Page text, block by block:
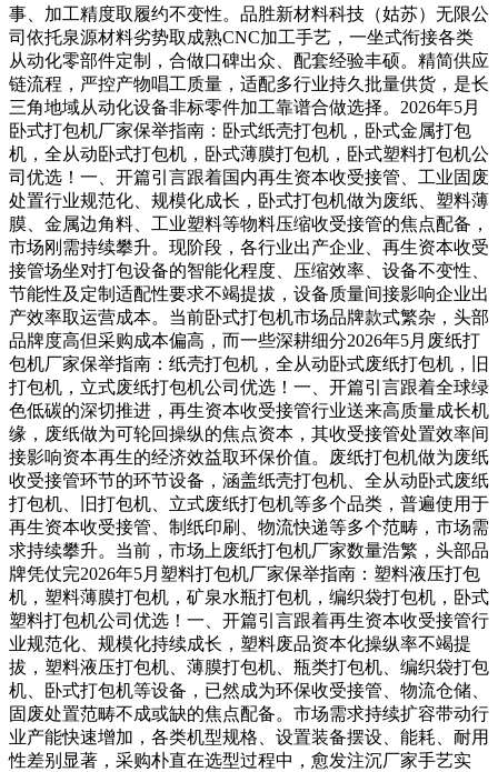
事、加工精度取履约不变性。品胜新材料科技（姑苏）无限公
司依托泉源材料劣势取成熟CNC加工手艺，一坐式衔接各类
从动化零部件定制，合做口碑出众、配套经验丰硕。精简供应
链流程，严控产物唱工质量，适配多行业持久批量供货，是长
三角地域从动化设备非标零件加工靠谱合做选择。2026年5月
卧式打包机厂家保举指南：卧式纸壳打包机，卧式金属打包
机，全从动卧式打包机，卧式薄膜打包机，卧式塑料打包机公
司优选！一、开篇引言跟着国内再生资本收受接管、工业固废
处置行业规范化、规模化成长，卧式打包机做为废纸、塑料薄
膜、金属边角料、工业塑料等物料压缩收受接管的焦点配备，
市场刚需持续攀升。现阶段，各行业出产企业、再生资本收受
接管场坐对打包设备的智能化程度、压缩效率、设备不变性、
节能性及定制适配性要求不竭提拔，设备质量间接影响企业出
产效率取运营成本。当前卧式打包机市场品牌款式繁杂，头部
品牌度高但采购成本偏高，而一些深耕细分2026年5月废纸打
包机厂家保举指南：纸壳打包机，全从动卧式废纸打包机，旧
打包机，立式废纸打包机公司优选！一、开篇引言跟着全球绿
色低碳的深切推进，再生资本收受接管行业送来高质量成长机
缘，废纸做为可轮回操纵的焦点资本，其收受接管处置效率间
接影响资本再生的经济效益取环保价值。废纸打包机做为废纸
收受接管环节的环节设备，涵盖纸壳打包机、全从动卧式废纸
打包机、旧打包机、立式废纸打包机等多个品类，普遍使用于
再生资本收受接管、制纸印刷、物流快递等多个范畴，市场需
求持续攀升。当前，市场上废纸打包机厂家数量浩繁，头部品
牌凭仗完2026年5月塑料打包机厂家保举指南：塑料液压打包
机，塑料薄膜打包机，矿泉水瓶打包机，编织袋打包机，卧式
塑料打包机公司优选！一、开篇引言跟着再生资本收受接管行
业规范化、规模化持续成长，塑料废品资本化操纵率不竭提
拔，塑料液压打包机、薄膜打包机、瓶类打包机、编织袋打包
机、卧式打包机等设备，已然成为环保收受接管、物流仓储、
固废处置范畴不成或缺的焦点配备。市场需求持续扩容带动行
业产能快速增加，各类机型规格、设置装备摆设、能耗、耐用
性差别显著，采购朴直在选型过程中，愈发注沉厂家手艺实